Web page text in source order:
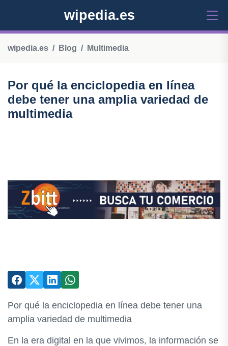
wipedia.es
wipedia.es Blog Multimedia
Por qué la enciclopedia en línea
debe tener una amplia variedad de
multimedia
Por qué la enciclopedia en línea debe tener una
amplia variedad de multimedia
En la era digital en la que vivimos, la información se